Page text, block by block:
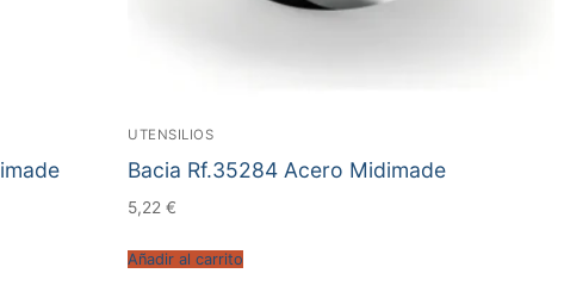
UTENSILIOS
Bacia Rf.35284 Acero Midimade
5,22€
Añadir al carrito